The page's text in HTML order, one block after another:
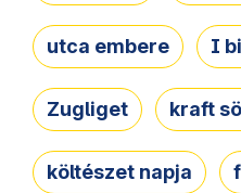
utca embere I
Zugliget kraft
költészet napja